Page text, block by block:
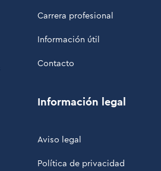
Carrera profesional
Información útil
Contacto
Información legal
Aviso legal
Política de privacidad